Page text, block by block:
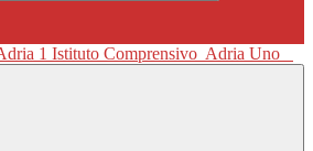
Istituto Comprensivo Adria Uno